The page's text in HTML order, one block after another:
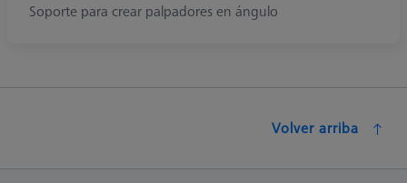
Soporte para crear palpadores en ángulo
Volver arriba